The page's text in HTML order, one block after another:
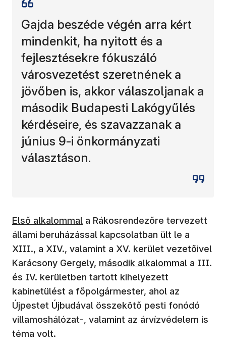
Gajda beszéde végén arra kért
mindenkit, ha nyitott és a
fejlesztésekre fókuszáló
városvezetést szeretnének a
jövőben is, akkor válaszoljanak a
második Budapesti Lakógyűlés
kérdéseire, és szavazzanak a
június 9-i önkormányzati
választáson.
Első alkalommal a Rákosrendezőre tervezett
állami beruházással kapcsolatban ült le a
XIII., a XIV., valamint a XV. kerület vezetőivel
Karácsony Gergely, második alkalommal a III.
és IV. kerületben tartott kihelyezett
kabinetülést a főpolgármester, ahol az
Újpestet Újbudával összekötő pesti fonódó
villamoshálózat-, valamint az árvízvédelem is
téma volt.